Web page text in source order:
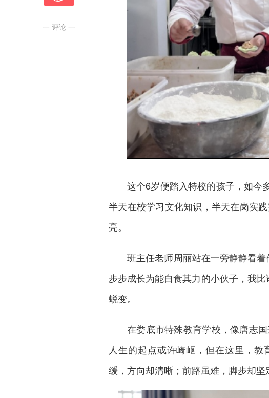
一 评论 一
这个6岁便踏入特校的孩子，如今
半天在校学习文化知识，半天在岗实
亮。
班主任老师周丽站在一旁静静看
步步成长为能自食其力的小伙子，我
蜕变。
在娄底市特殊教育学校，像唐志
人生的起点或许崎岖，但在这里，
缓，方向却清晰；前路虽难，脚步却坚